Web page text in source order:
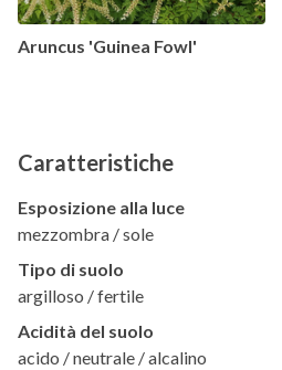
Aruncus 'Guinea Fowl'
Caratteristiche
Esposizione alla luce
mezzombra / sole
Tipo di suolo
argilloso / fertile
Acidità del suolo
acido / neutrale / alcalino